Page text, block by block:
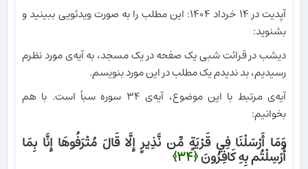
آپدیت در ۱۴ خرداد ۱۴۰۴: این مطلب را به صورت ویدئویی ببینید و
بشنوید:
دیشب در قرائت شبی یک صفحه در یک مسجد، به آیه‌ی مورد نظرم
رسیدیم، بد ندیدم یک مطلب در این مورد بنویسم.
آیه‌ی مرتبط با این موضوع، آیه‌ی ۳۴ سوره سبأ است. با هم
بخوانیم:
وَمَا أَرْسَلْنَا فِي قَرْيَةٍ مِّن نَّذِيرٍ إِلَّا قَالَ مُتْرَفُوهَا إِنَّا بِمَا
أُرْسِلْتُم بِهِ كَافِرُونَ﴿۳۴﴾